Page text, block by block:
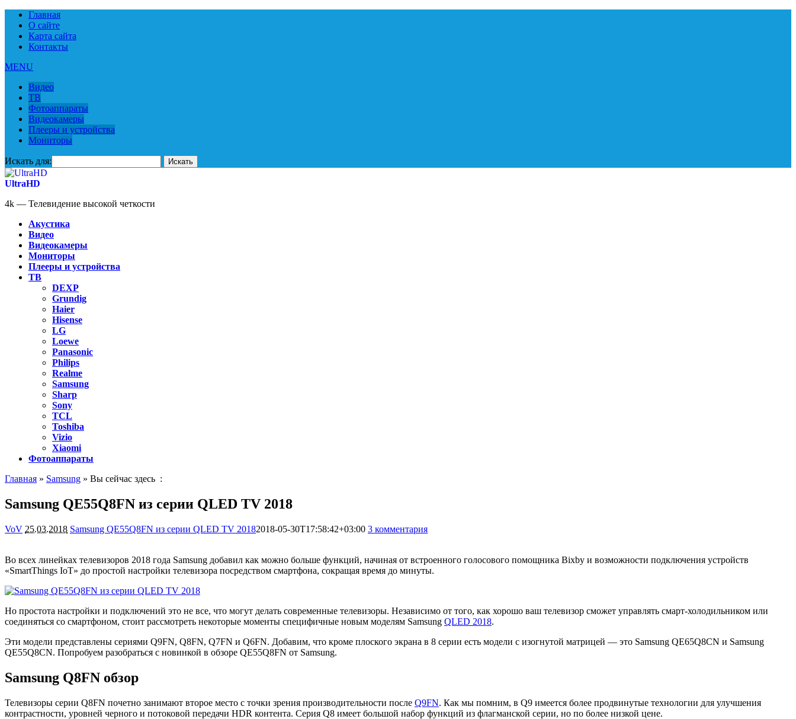
Главная
О сайте
Карта сайта
Контакты
MENU
Видео
ТВ
Фотоаппараты
Видеокамеры
Плееры и устройства
Мониторы
Искать для:
UltraHD
4k — Телевидение высокой четкости
Акустика
Видео
Видеокамеры
Мониторы
Плееры и устройства
ТВ
DEXP
Grundig
Haier
Hisense
LG
Loewe
Panasonic
Philips
Realme
Samsung
Sharp
Sony
TCL
Toshiba
Vizio
Xiaomi
Фотоаппараты
Главная » Samsung » Вы сейчас здесь :
Samsung QE55Q8FN из серии QLED TV 2018
VoV 25.03.2018 Samsung QE55Q8FN из серии QLED TV 20182018-05-30T17:58:42+03:00 3 комментария
Во всех линейках телевизоров 2018 года Samsung добавил как можно больше функций, начиная от встроенного голосового помощника Bixby и возможности подключения устройств
«SmartThings IoT» до простой настройки телевизора посредством смартфона, сокращая время до минуты.
Но простота настройки и подключений это не все, что могут делать современные телевизоры. Независимо от того, как хорошо ваш телевизор сможет управлять смарт-холодильником или
соединяться со смартфоном, стоит рассмотреть некоторые моменты специфичные новым моделям Samsung QLED 2018.
Эти модели представлены сериями Q9FN, Q8FN, Q7FN и Q6FN. Добавим, что кроме плоского экрана в 8 серии есть модели с изогнутой матрицей — это Samsung QE65Q8CN и Samsung
QE55Q8CN. Попробуем разобраться с новинкой в обзоре QE55Q8FN от Samsung.
Samsung Q8FN обзор
Телевизоры серии Q8FN почетно занимают второе место с точки зрения производительности после Q9FN. Как мы помним, в Q9 имеется более продвинутые технологии для улучшения
контрастности, уровней черного и потоковой передачи HDR контента. Серия Q8 имеет большой набор функций из флагманской серии, но по более низкой цене.